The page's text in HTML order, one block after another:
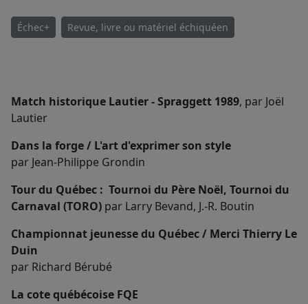
Échec+ Revue, livre ou matériel échiquéen
Match historique Lautier - Spraggett 1989, par Joël
Lautier
Dans la forge / L'art d'exprimer son style
par Jean-Philippe Grondin
Tour du Québec : Tournoi du Père Noël, Tournoi du
Carnaval (TORO) par Larry Bevand, J.-R. Boutin
Championnat jeunesse du Québec / Merci Thierry Le
Duin
par Richard Bérubé
La cote québécoise FQE